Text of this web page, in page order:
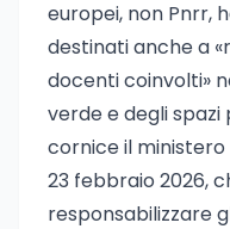
europei, non Pnrr,
destinati anche a
docenti coinvolti»
verde e degli spazi
cornice il ministero
23 febbraio 2026,
responsabilizzare